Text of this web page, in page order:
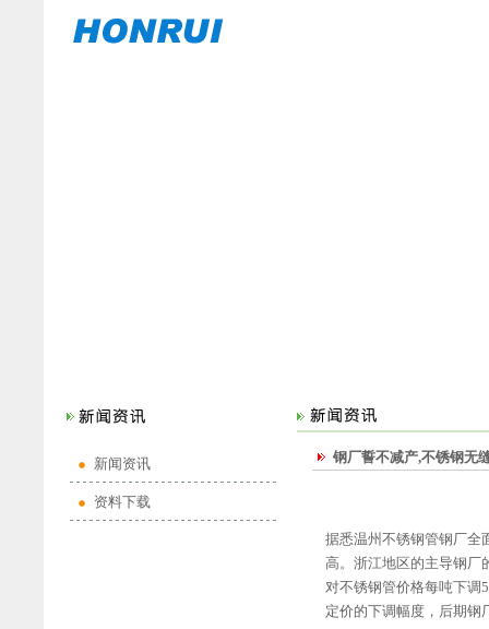
新闻资讯
资料下载
钢厂誓不减产,不锈钢无
据悉温州不锈钢管钢厂全
高。浙江地区的主导钢厂
对不锈钢管价格每吨下调
定价的下调幅度，后期钢